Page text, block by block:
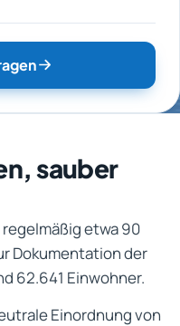
sauber
etwa 90
Dokumentation der
62.641 Einwohner.
Einordnung von